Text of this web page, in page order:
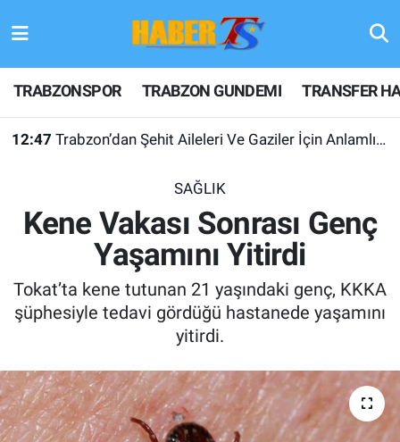
TRABZONSPOR TRABZON GUNDEMI TRANSFER
12:47 Trabzon’dan Şehit Aileleri Ve Gaziler İçin Anlamlı Çağrı
SAĞLIK
Kene Vakası Sonrası Genç
Yaşamını Yitirdi
Tokat’ta kene tutunan 21 yaşındaki genç, KKKA
şüphesiyle tedavi gördüğü hastanede yaşamını
yitirdi.
TRABZONSPOR
TRABZON GUNDEMI
KULİS MEYDANI
1461 TRABZON
ALT LIGLER
TV VE SİNEMA
Hava Durumu
Trafik Durumu
Son Dakika Haberleri
Haber Arşivi